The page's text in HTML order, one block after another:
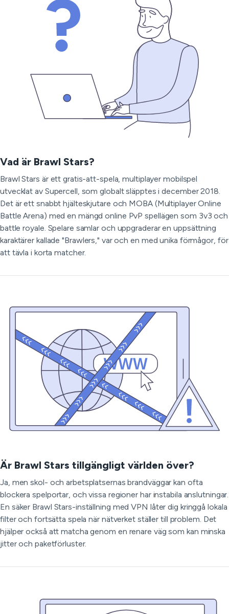
Vad är Brawl Stars?
Brawl Stars är ett gratis-att-spela, multiplayer mobilspel
utvecklat av Supercell, som globalt släpptes i december 2018.
Det är ett snabbt hjälteskjutare och MOBA (Multiplayer Online
Battle Arena) med en mängd online PvP spellägen som 3v3 och
battle royale. Spelare samlar och uppgraderar en uppsättning
karaktärer kallade "Brawlers," var och en med unika förmågor, för
att tävla i korta matcher.
Är Brawl Stars tillgängligt världen över?
Ja, men skol- och arbetsplatsernas brandväggar kan ofta
blockera spelportar, och vissa regioner har instabila anslutningar.
En säker Brawl Stars-inställning med VPN låter dig kringgå lokala
filter och fortsätta spela när nätverket ställer till problem. Det
hjälper också att matcha genom en renare väg som kan minska
jitter och paketförluster.